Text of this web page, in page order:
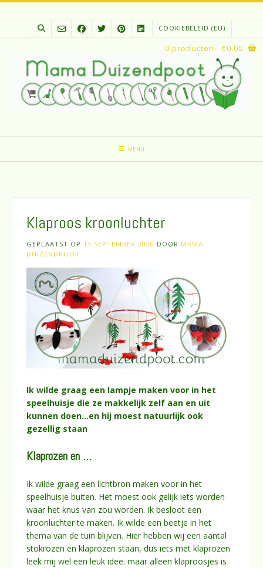
Spring
COOKIEBELEID (EU)
MENU
0 producten - €0.00
Klaproos kroonluchter
GEPLAATST OP 13 SEPTEMBER 2020 DOOR MAMA
DUIZENDPOOT
Ik wilde graag een lampje maken voor in het
speelhuisje die ze makkelijk zelf aan en uit
kunnen doen…en hij moest natuurlijk ook
gezellig staan
Klaprozen en …
Ik wilde graag een lichtbron maken voor in het
speelhuisje buiten. Het moest ook gelijk iets worden
waar het knus van zou worden. Ik besloot een
kroonluchter te maken. Ik wilde een beetje in het
thema van de tuin blijven. Hier hebben wij een aantal
stokrozen en klaprozen staan, dus iets met klaprozen
leek mij wel een leuk idee. maar alleen klaproosjes is